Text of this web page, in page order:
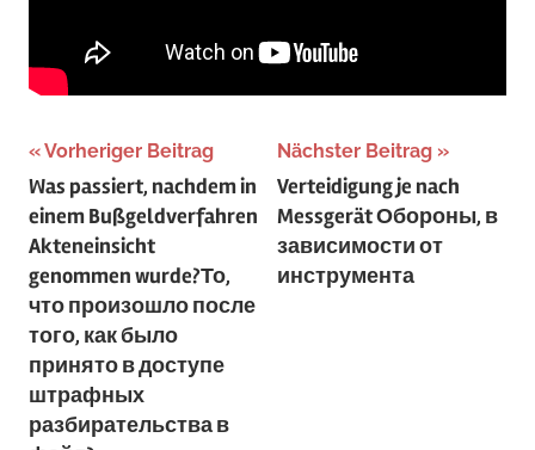
Beitragsnavigation
Vorheriger Beitrag
Was passiert, nachdem in
einem Bußgeldverfahren
Akteneinsicht
genommen wurde?То,
что произошло после
того, как было
принято в доступе
штрафных
разбирательства в
Nächster Beitrag
Verteidigung je nach
MessgerätОбороны, в
зависимости от
инструмента